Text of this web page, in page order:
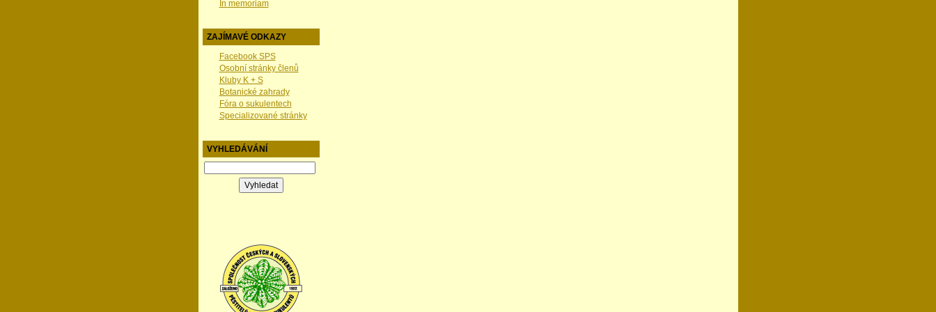
In memoriam
ZAJÍMAVÉ ODKAZY
Facebook SPS
Osobní stránky členů
Kluby K + S
Botanické zahrady
Fóra o sukulentech
Specializované stránky
VYHLEDÁVÁNÍ